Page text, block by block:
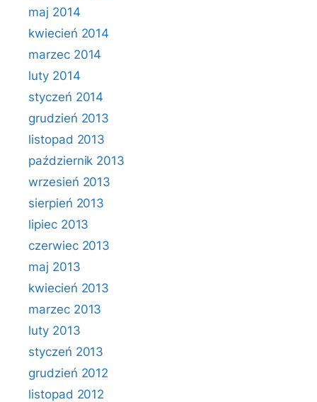
maj 2014
kwiecień 2014
marzec 2014
luty 2014
styczeń 2014
grudzień 2013
listopad 2013
październik 2013
wrzesień 2013
sierpień 2013
lipiec 2013
czerwiec 2013
maj 2013
kwiecień 2013
marzec 2013
luty 2013
styczeń 2013
grudzień 2012
listopad 2012